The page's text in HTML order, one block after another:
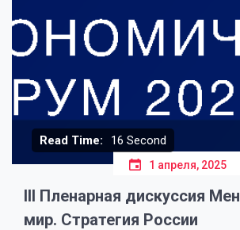
Read Time: 16 Second
1 апреля, 2025
III Пленарная дискуссия
мир. Стратегия России